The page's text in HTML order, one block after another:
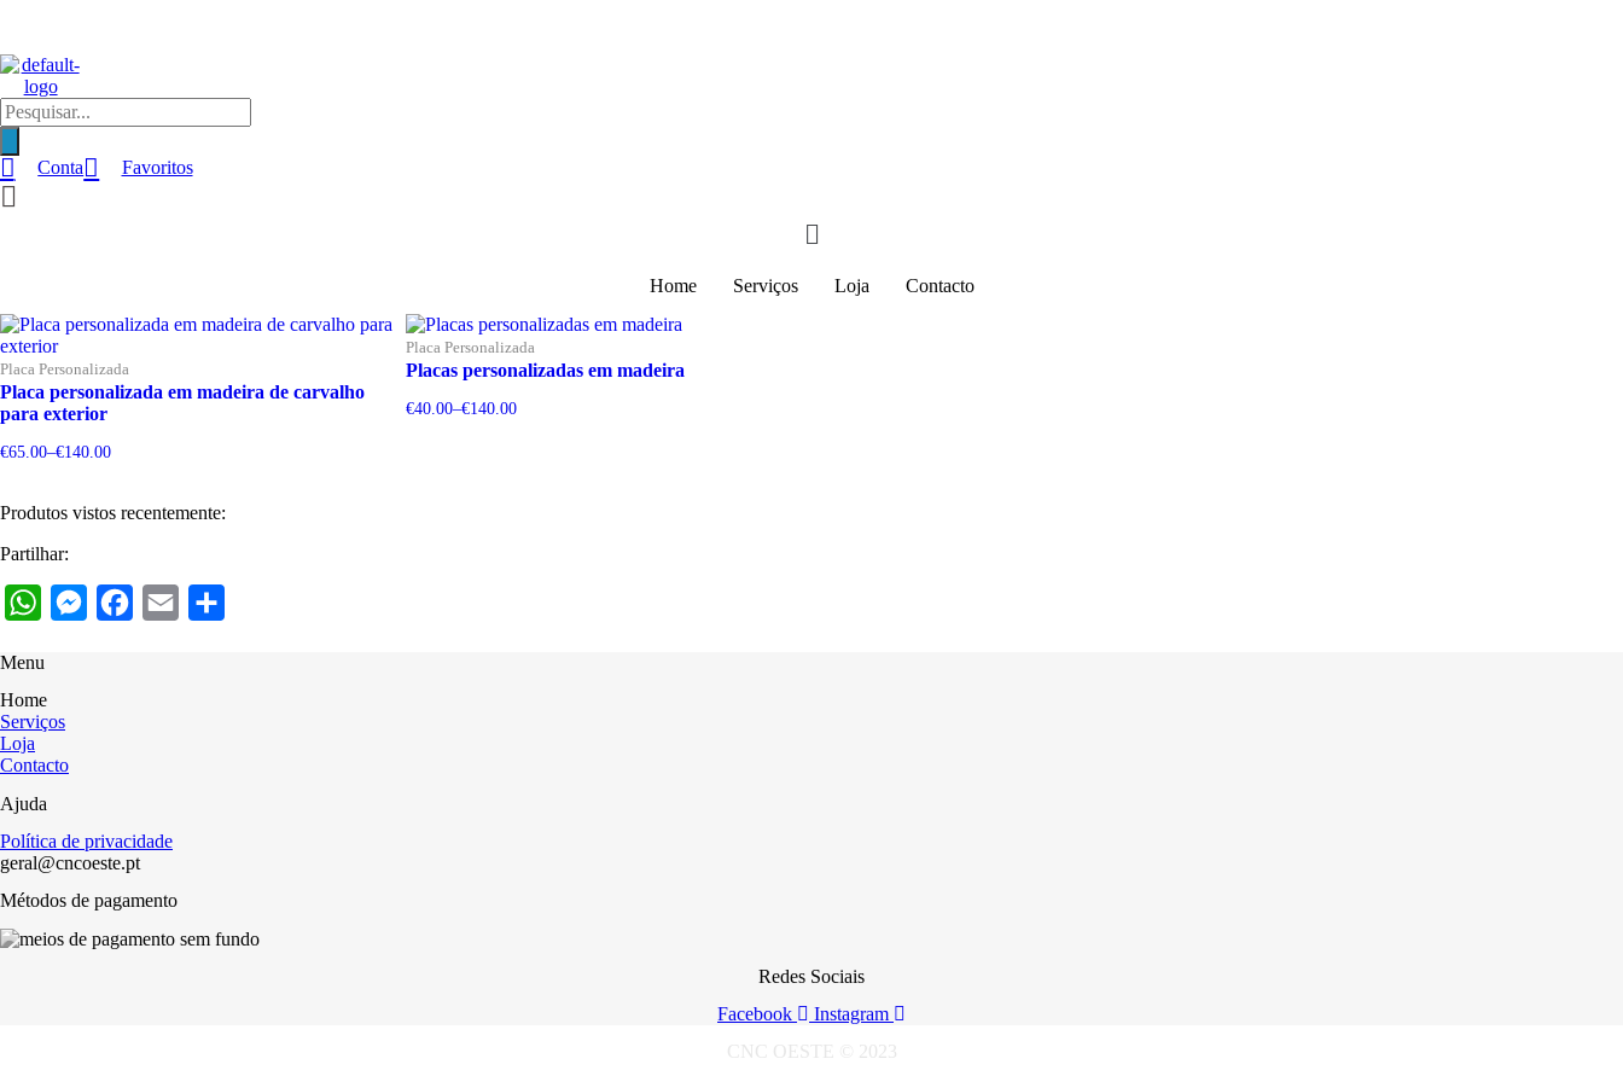
Products
search
Conta
Favoritos
Home Serviços Loja Contacto
Placa Personalizada
Placa personalizada em madeira de carvalho
para exterior
€65.00–€140.00
Price
through
Placa Personalizada
Placas personalizadas em madeira
€40.00–€140.00
Price
Produtos vistos recentemente:
Partilhar:
WhatsAppMessengerFacebookEmail
Menu
Home
Serviços
Loja
Contacto
Ajuda
Política de privacidade
geral@cncoeste.pt
Métodos de pagamento
Redes Sociais
Facebook
Instagram
CNC OESTE © 2023